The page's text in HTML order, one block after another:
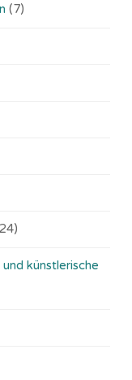
(7)
künstlerische